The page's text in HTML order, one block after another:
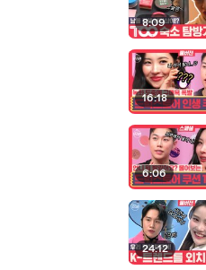
8:09
16:18
6:06
24:12